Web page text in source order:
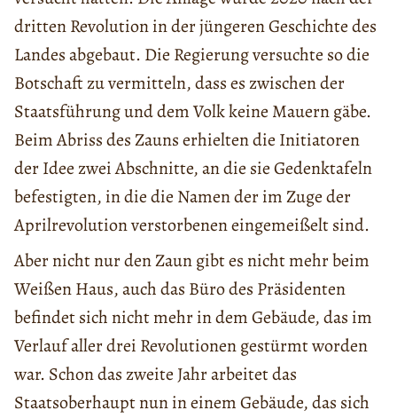
dritten Revolution in der jüngeren Geschichte des
Landes abgebaut. Die Regierung versuchte so die
Botschaft zu vermitteln, dass es zwischen der
Staatsführung und dem Volk keine Mauern gäbe.
Beim Abriss des Zauns erhielten die Initiatoren
der Idee zwei Abschnitte, an die sie Gedenktafeln
befestigten, in die die Namen der im Zuge der
Aprilrevolution verstorbenen eingemeißelt sind.
Aber nicht nur den Zaun gibt es nicht mehr beim
Weißen Haus, auch das Büro des Präsidenten
befindet sich nicht mehr in dem Gebäude, das im
Verlauf aller drei Revolutionen gestürmt worden
war. Schon das zweite Jahr arbeitet das
Staatsoberhaupt nun in einem Gebäude, das sich